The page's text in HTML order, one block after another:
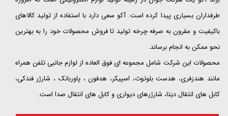
طرفداران بسیاری پیدا کرده است. آکو سعی دارد با استفاده از تولید کالاهای
باکیفیت و مقرون به صرفه چرخه تولید تا فروش محصولات خود را به بهترین
نحو ممکن به انجام برساند.
محصولات این شرکت شامل مجموعه ای فوق العاده از لوازم جانبی تلفن همراه
مانند هندزفری، هدست بلوتوث، اسپیکر، هدفون ، پاوربانک ، شارژر فندکی،
کابل های انتقال دیتا، شارژرهای دیواری و کابل های انتقال صدا است.